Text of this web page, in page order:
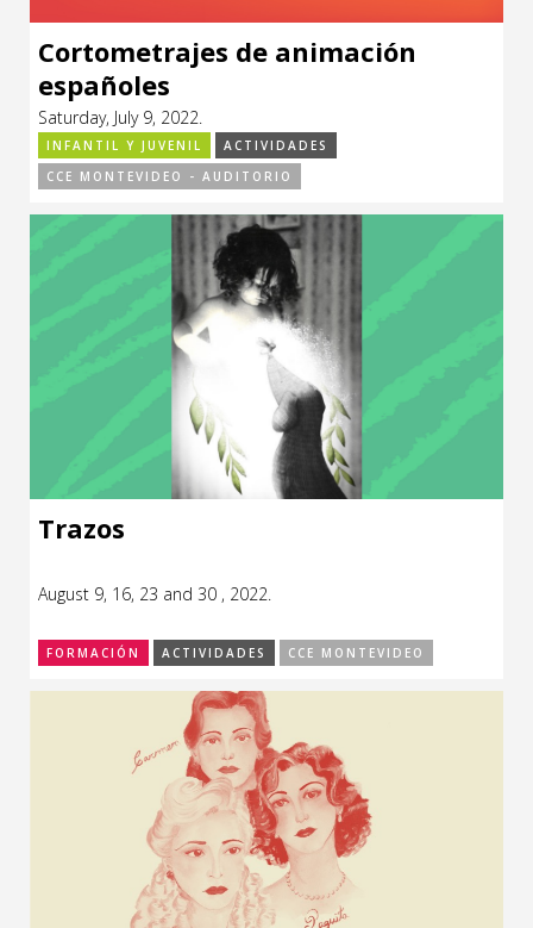
Cortometrajes de animación
españoles
Saturday, July 9, 2022.
INFANTIL Y JUVENIL
ACTIVIDADES
CCE MONTEVIDEO - AUDITORIO
Trazos
August 9, 16, 23 and 30 , 2022.
FORMACIÓN ACTIVIDADES CCE MONTEVIDEO